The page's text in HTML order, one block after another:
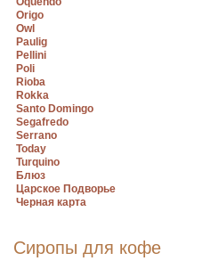
Origo
Owl
Paulig
Pellini
Poli
Rioba
Rokka
Santo Domingo
Segafredo
Serrano
Today
Turquino
Блюз
Царское Подворье
Черная карта
Сиропы для кофе